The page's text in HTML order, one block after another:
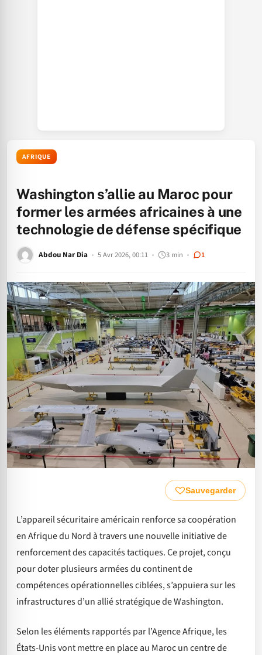
AFRIQUE
Washington s’allie au Maroc pour
former les armées africaines à une
technologie de défense spécifique
Abdou Nar Dia 5 Avr 2026, 00:11 3 min 1
Sauvegarder
L’appareil sécuritaire américain renforce sa coopération
en Afrique du Nord à travers une nouvelle initiative de
renforcement des capacités tactiques. Ce projet, conçu
pour doter plusieurs armées du continent de
compétences opérationnelles ciblées, s’appuiera sur les
infrastructures d’un allié stratégique de Washington.
Selon les éléments rapportés par l’Agence Afrique, les
États-Unis vont mettre en place au Maroc un centre de